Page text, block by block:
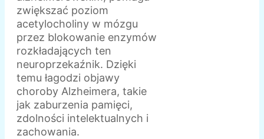
zwiększać poziom
acetylocholiny w mózgu
przez blokowanie enzymów
rozkładających ten
neuroprzekaźnik. Dzięki
temu łagodzi objawy
choroby Alzheimera, takie
jak zaburzenia pamięci,
zdolności intelektualnych i
zachowania.